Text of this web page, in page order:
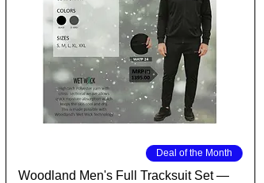
العرض السريعDeal of the Month
Woodland Men's Full Tracksuit Set —